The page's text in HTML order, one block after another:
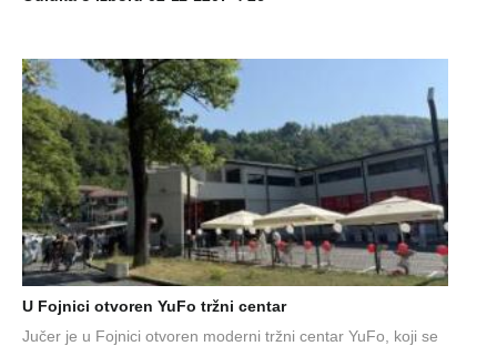
U Fojnici otvoren YuFo tržni centar
Jučer je u Fojnici otvoren moderni tržni centar YuFo, koji se